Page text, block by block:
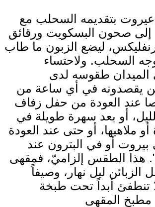
بتقديمه السحلب مع
إلى صحون البسكويت ورقائق
ليضع الزبون ما طاب
السحلب. ولاحتساء
طقوسه لدى
يقصدونه في أي ساعة من
عند العودة من حفل زفاف
أو بعد سهرة طويلة في
ملاهيها، أو حتى عند العودة
أو في البترون عند
هذا الطقس إلزاميّ، فمقهى
ليل نهار، وصيفاً
تنطفئ أبداً تحت طبخة